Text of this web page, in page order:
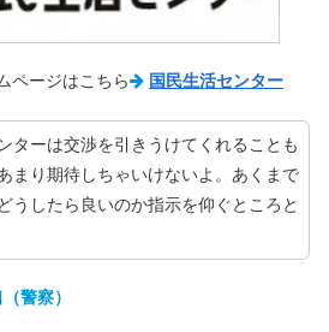
ページはこちら 国民生活センター
ターは交渉を引きうけてくれることも
まり期待しちゃいけないよ。あくまで
うしたら良いのか指示を仰ぐところと
警察）